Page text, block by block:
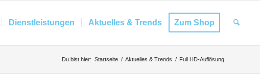
Dienstleistungen Aktuelles & Trends Zum Shop
Du bist hier: Startseite / Aktuelles & Trends / Full HD-Auflösung